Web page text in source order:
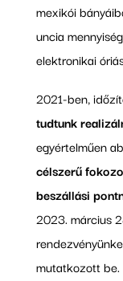
mexikói
uncia
elektronikai
2021-ben,
tudtunk
egyértelműen
célszerű
beszállási
2023. március
mutatkozott be.